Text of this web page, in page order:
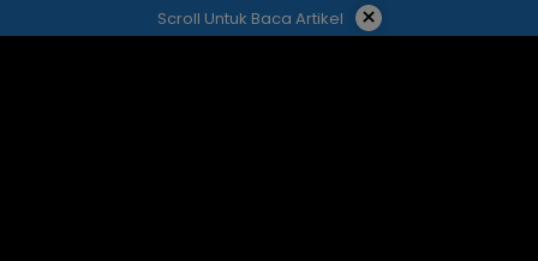
ke
Scroll Untuk Baca Artikel ×